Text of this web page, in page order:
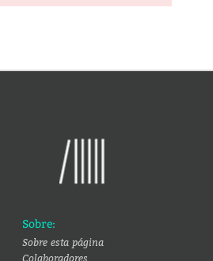
Sobre:
Sobre esta página
Colaboradores